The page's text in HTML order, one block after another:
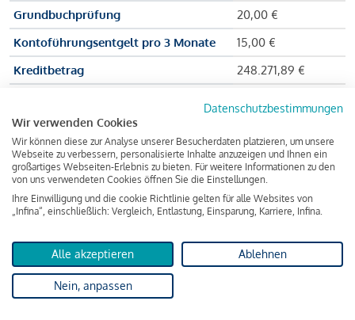
Grundbuchprüfung
20,00 €
Kontoführungsentgelt pro 3 Monate
15,00 €
Kreditbetrag
248.271,89 €
Zu zahlender Gesamtbetrag
Kreditvermittler
INFINA Credit
Broker GmbH
von 237.000 Euro ausgezahlt, um die Wohnung zu kaufen.
Darüber hinaus fallen aber noch einige Gebühren an (z. B. die
Grundbucheintragungsgebühr), sodass die Bank den
Datenschutzbestimmungen
Wir verwenden Cookies
Wir können diese zur Analyse unserer Besucherdaten platzieren, um unsere
Webseite zu verbessern, personalisierte Inhalte anzuzeigen und Ihnen ein
großartiges Webseiten-Erlebnis zu bieten. Für weitere Informationen zu den
von uns verwendeten Cookies öffnen Sie die Einstellungen.
Ihre Einwilligung und die cookie Richtlinie gelten für alle Websites von
„Infina“, einschließlich: Vergleich, Entlastung, Einsparung, Karriere, Infina.
Alle akzeptieren Ablehnen
Nein, anpassen